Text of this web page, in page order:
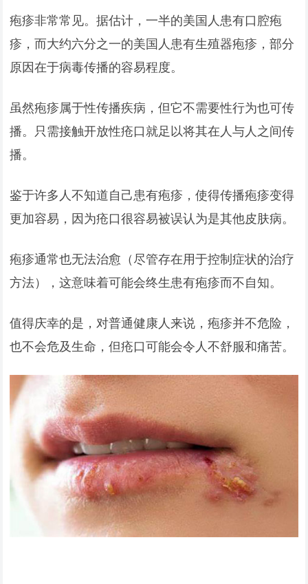
疱疹非常常见。据估计，一半的美国人患有口腔疱
疹，而大约六分之一的美国人患有生殖器疱疹，部分
原因在于病毒传播的容易程度。
虽然疱疹属于性传播疾病，但它不需要性行为也可传
播。只需接触开放性疮口就足以将其在人与人之间传
播。
鉴于许多人不知道自己患有疱疹，使得传播疱疹变得
更加容易，因为疮口很容易被误认为是其他皮肤病。
疱疹通常也无法治愈（尽管存在用于控制症状的治疗
方法），这意味着可能会终生患有疱疹而不自知。
值得庆幸的是，对普通健康人来说，疱疹并不危险，
也不会危及生命，但疮口可能会令人不舒服和痛苦。